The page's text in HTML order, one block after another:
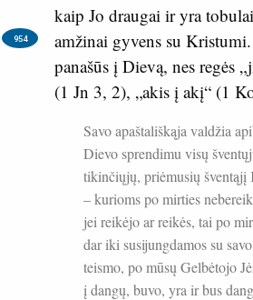
kaip Jo draugai ir yra
amžinai gyvens su Kristumi.
954
panašūs į Dievą, nes regės
(1 Jn 3, 2), „akis į akį“ (1
Savo apaštališkąja valdžia
Dievo sprendimu visų
tikinčiųjų, priėmusių šventąjį
– kurioms po mirties
jei reikėjo ar reikės, tai po
dar iki susijungdamos su
teismo, po mūsų Gelbėtojo
į dangų, buvo, yra ir bus